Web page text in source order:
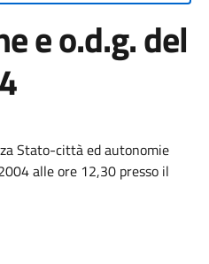
e o.d.g. del
Stato-città ed autonomie
alle ore 12,30 presso il